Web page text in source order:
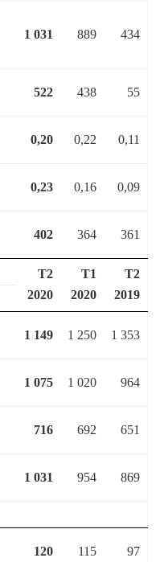
1 031 889 434
522 438 55
0,20 0,22 0,11
0,23 0,16 0,09
402 364 361
T2
2020
T1
2020
T2
2019
1 149 1 250 1 353
1 075 1 020 964
716 692 651
1 031 954 869
120 115 97